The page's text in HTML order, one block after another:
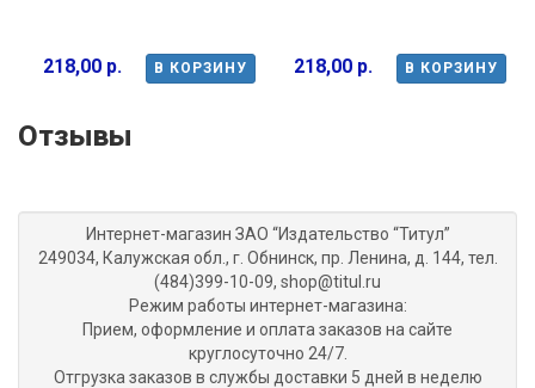
В КОРЗИНУ
218,00 р. В КОРЗИНУ
218,00 р.
Отзывы
Интернет-магазин ЗАО “Издательство “Титул”
249034, Калужская обл., г. Обнинск, пр. Ленина, д. 144, тел.
(484)399-10-09, shop@titul.ru
Режим работы интернет-магазина:
Прием, оформление и оплата заказов на сайте
круглосуточно 24/7.
Отгрузка заказов в службы доставки 5 дней в неделю